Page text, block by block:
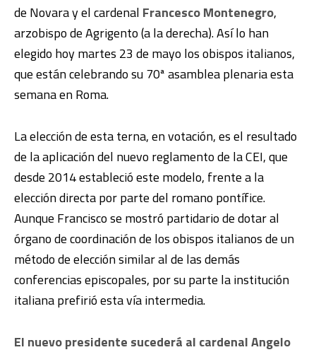
de Novara y el cardenal Francesco Montenegro,
arzobispo de Agrigento (a la derecha). Así lo han
elegido hoy martes 23 de mayo los obispos italianos,
que están celebrando su 70ª asamblea plenaria esta
semana en Roma.
La elección de esta terna, en votación, es el resultado
de la aplicación del nuevo reglamento de la CEI, que
desde 2014 estableció este modelo, frente a la
elección directa por parte del romano pontífice.
Aunque Francisco se mostró partidario de dotar al
órgano de coordinación de los obispos italianos de un
método de elección similar al de las demás
conferencias episcopales, por su parte la institución
italiana prefirió esta vía intermedia.
El nuevo presidente sucederá al cardenal Angelo